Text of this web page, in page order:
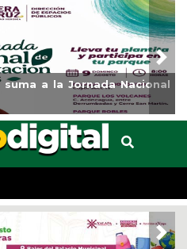
Municipal Expo Venta